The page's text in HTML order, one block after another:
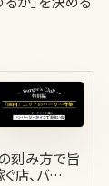
刻み方で旨
店、バ…